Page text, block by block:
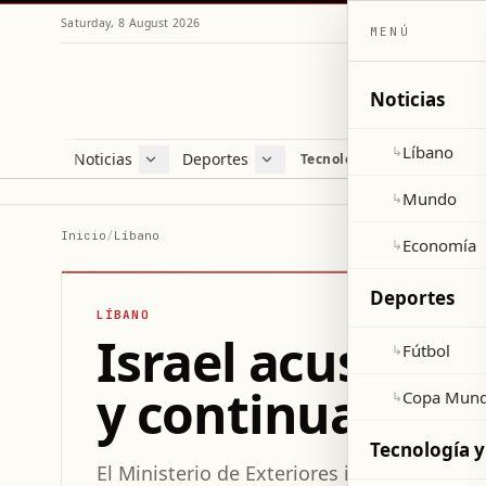
Saturday, 8 August 2026
Noticias
Líbano
Deportes
Fútbol
Tecnología y ciencia
Inicio/Líbano
LÍBANO
Israel acusa a
y continuar
El Ministerio de Exteriores israelí señala
MENÚ
Noticias
↳Líbano
↳Mundo
↳Economía
Deportes
↳Fútbol
↳Copa
Tecnología y